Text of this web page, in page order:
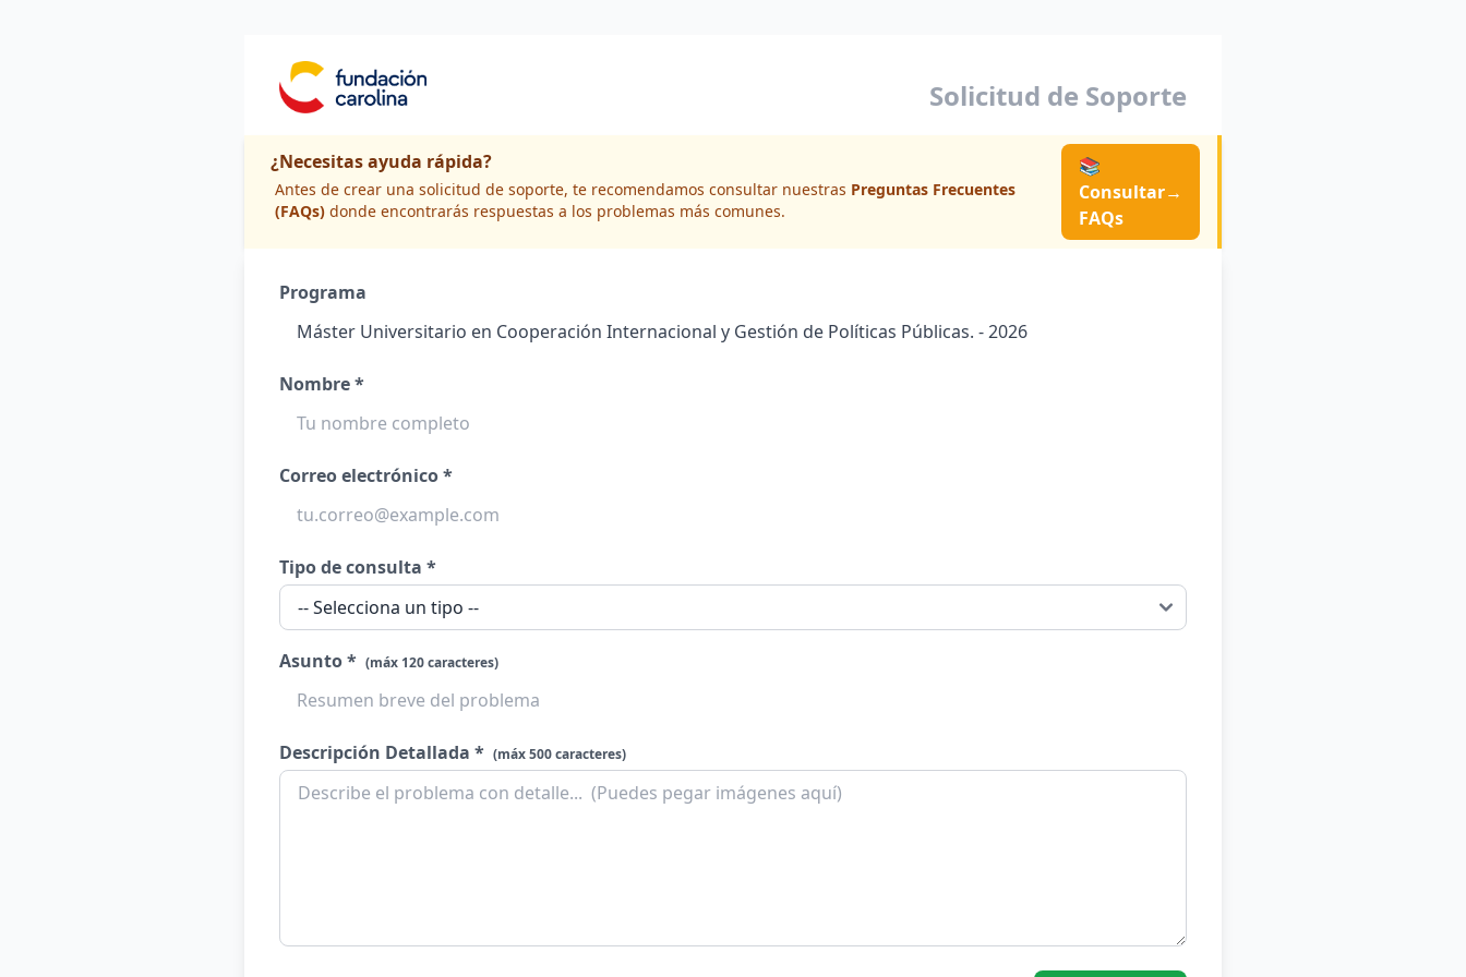
Solicitud de Soporte
¿Necesitas ayuda rápida?
Antes de crear una solicitud de soporte, te recomendamos consultar nuestras Preguntas Frecuentes
(FAQs) donde encontrarás respuestas a los problemas más comunes.
📚
Consultar
FAQs
→
Programa
Nombre *
Correo electrónico *
Tipo de consulta *
Asunto * (máx 120 caracteres)
Descripción Detallada * (máx 500 caracteres)